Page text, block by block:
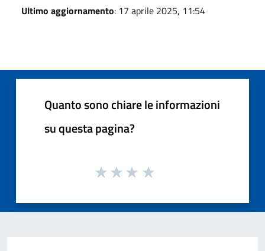
Ultimo aggiornamento: 17 aprile 2025, 11:54
Quanto sono chiare le informazioni
su questa pagina?